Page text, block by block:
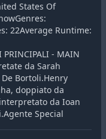
States Of
22Average Runtime:
- MAIN
da Sarah
Bortoli.Henry
doppiato da
da Ioan
Special